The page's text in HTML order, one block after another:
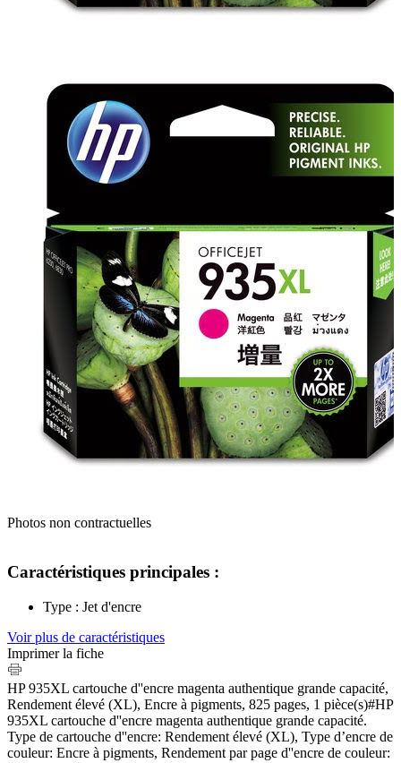
Photos non contractuelles
Caractéristiques principales :
Type : Jet d'encre
Voir plus de caractéristiques
Imprimer la fiche
HP 935XL cartouche d''encre magenta authentique grande capacité,
Rendement élevé (XL), Encre à pigments, 825 pages, 1 pièce(s)#HP
935XL cartouche d''encre magenta authentique grande capacité.
Type de cartouche d''encre: Rendement élevé (XL), Type d’encre de
couleur: Encre à pigments, Rendement par page d''encre de couleur: